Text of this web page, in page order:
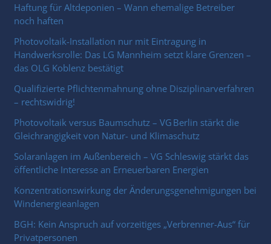
Haftung für Altdeponien – Wann ehemalige Betreiber
noch haften
Photovoltaik-Installation nur mit Eintragung in
Handwerksrolle: Das LG Mannheim setzt klare Grenzen –
das OLG Koblenz bestätigt
Qualifizierte Pflichtenmahnung ohne Disziplinarverfahren
– rechtswidrig!
Photovoltaik versus Baumschutz – VG Berlin stärkt die
Gleichrangigkeit von Natur- und Klimaschutz
Solaranlagen im Außenbereich – VG Schleswig stärkt das
öffentliche Interesse an Erneuerbaren Energien
Konzentrationswirkung der Änderungsgenehmigungen bei
Windenergieanlagen
BGH: Kein Anspruch auf vorzeitiges „Verbrenner-Aus“ für
Privatpersonen